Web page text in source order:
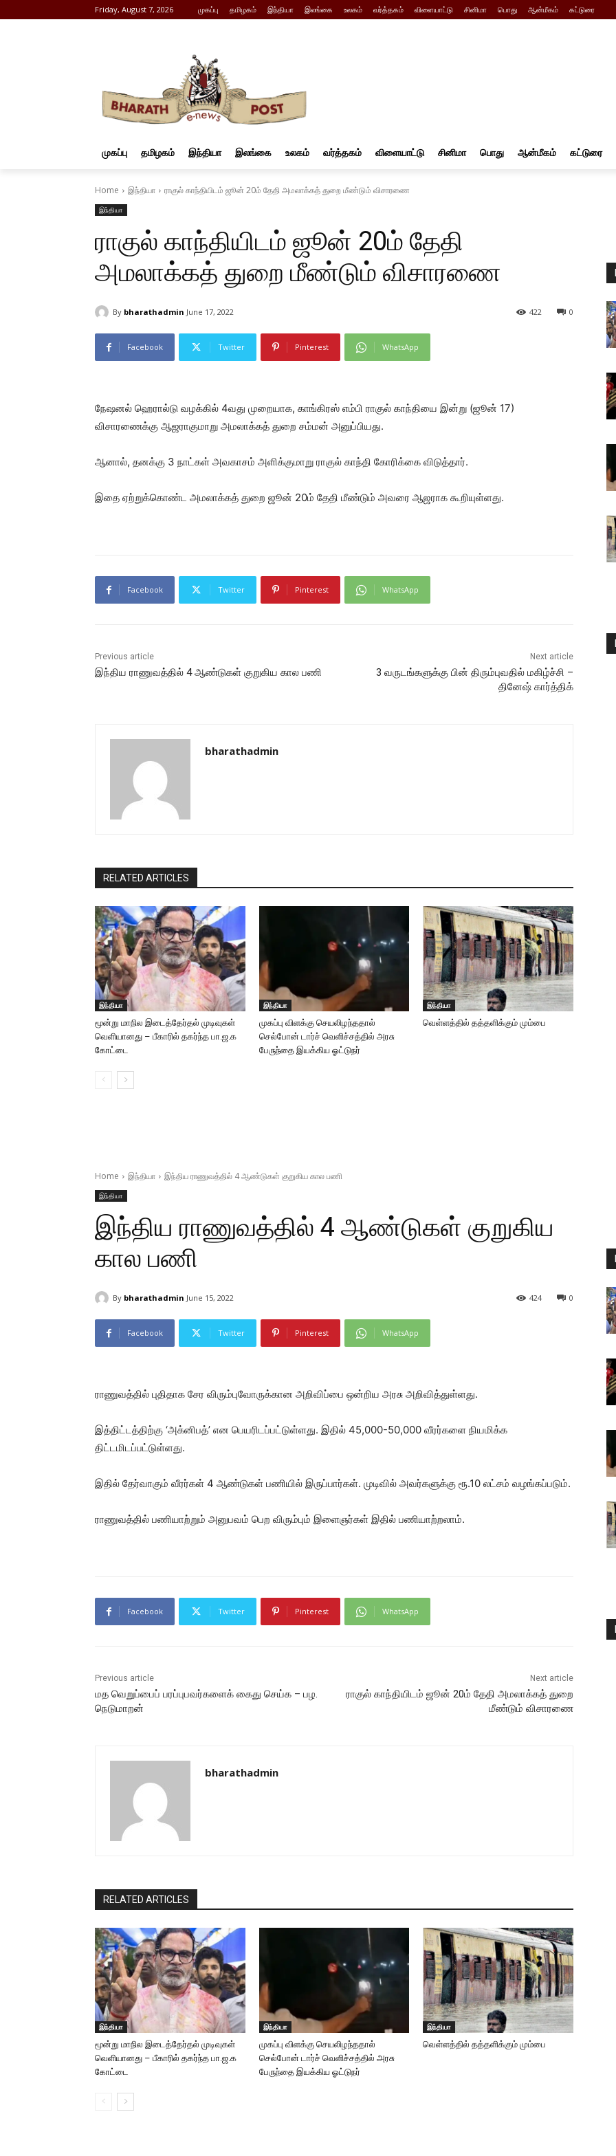
Friday, August 7, 2026 முகப்பு தமிழகம் இந்தியா இலங்கை உலகம் வர்த்தகம் விளையாட்டு சினிமா பொது ஆன்மீகம் கட்டுரை
முகப்பு தமிழகம் இந்தியா இலங்கை உலகம் வர்த்தகம் விளையாட்டு சினிமா பொது ஆன்மீகம் கட்டுரை
Home இந்தியா ராகுல் காந்தியிடம் ஜூன் 20ம் தேதி அமலாக்கத் துறை மீண்டும் விசாரணை
இந்தியா
ராகுல் காந்தியிடம் ஜூன் 20ம் தேதி
அமலாக்கத் துறை மீண்டும் விசாரணை
By bharathadmin June 17, 2022 0
422
Facebook Twitter Pinterest WhatsApp
நேஷனல் ஹெரால்டு வழக்கில் 4வது முறையாக, காங்கிரஸ் எம்பி ராகுல் காந்தியை இன்று (ஜூன் 17)
விசாரணைக்கு ஆஜராகுமாறு அமலாக்கத் துறை சம்மன் அனுப்பியது.
ஆனால், தனக்கு 3 நாட்கள் அவகாசம் அளிக்குமாறு ராகுல் காந்தி கோரிக்கை விடுத்தார்.
இதை ஏற்றுக்கொண்ட அமலாக்கத் துறை ஜூன் 20ம் தேதி மீண்டும் அவரை ஆஜராக கூறியுள்ளது.
Facebook Twitter Pinterest WhatsApp
Previous article
இந்திய ராணுவத்தில் 4 ஆண்டுகள் குறுகிய கால பணி
Next article
3 வருடங்களுக்கு பின் திரும்புவதில் மகிழ்ச்சி –
தினேஷ் கார்த்திக்
bharathadmin
RELATED ARTICLES
இந்தியா
மூன்று மாநில இடைத்தேர்தல் முடிவுகள்
வெளியானது – பீகாரில் தகர்ந்த பா.ஜ.க
கோட்டை
இந்தியா
முகப்பு விளக்கு செயலிழந்ததால்
செல்போன் டார்ச் வெளிச்சத்தில் அரசு
பேருந்தை இயக்கிய ஓட்டுநர்
இந்தியா
வெள்ளத்தில் தத்தளிக்கும் மும்பை